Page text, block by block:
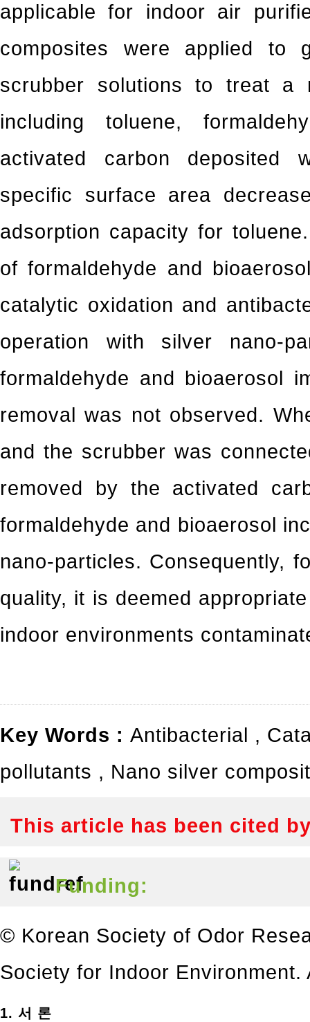
applicable for indoor air
composites were applied to
scrubber solutions to treat a
including toluene,
activated carbon deposited
specific surface area
adsorption capacity for
of formaldehyde and
catalytic oxidation and
operation with silver nano-
formaldehyde and bioaerosol
removal was not observed.
and the scrubber was
removed by the activated
formaldehyde and bioaerosol
nano-particles. Consequently,
quality, it is deemed
indoor environments
Key Words : Antibacterial ,
pollutants , Nano silver
This article has been cited
Funding:
© Korean Society of Odor
Society for Indoor
1. 서 론